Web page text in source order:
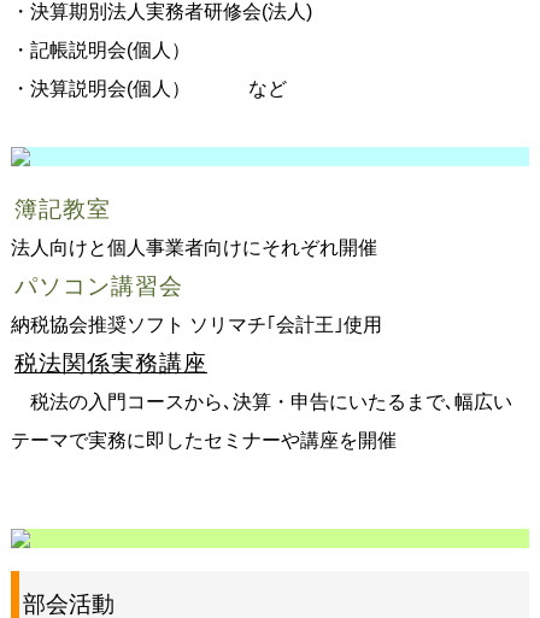
・決算期別法人実務者研修会(法人)
・記帳説明会(個人）
・決算説明会(個人） など
簿記教室
法人向けと個人事業者向けにそれぞれ開催
パソコン講習会
納税協会推奨ソフト ソリマチ｢会計王｣使用
税法関係実務講座
税法の入門コースから､決算・申告にいたるまで､幅広い
テーマで実務に即したセミナーや講座を開催
部会活動